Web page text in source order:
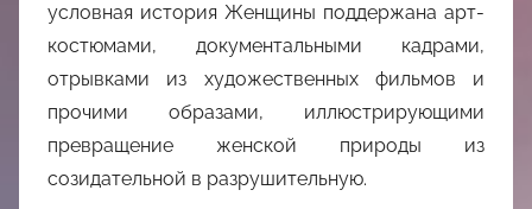
условная история Женщины поддержана арт-
костюмами, документальными кадрами,
отрывками из художественных фильмов и
прочими образами, иллюстрирующими
превращение женской природы из
созидательной в разрушительную.